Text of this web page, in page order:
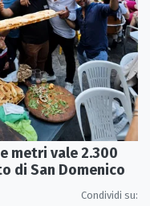
metri vale 2.300
di San Domenico
Condividi su: